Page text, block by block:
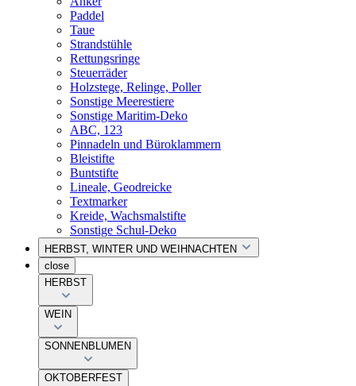
Paddel
Taue
Strandstühle
Rettungsringe
Steuerräder
Holzstege, Relinge, Poller
Sonstige Meerestiere
Sonstige Maritim-Deko
ABC, 123
Pinnadeln und Büroklammern
Bleistifte
Buntstifte
Lineale, Geodreicke
Textmarker
Kreide, Wachsmalstifte
Sonstige Schul-Deko
HERBST, WINTER UND WEIHNACHTEN
close
HERBST
WEIN
SONNENBLUMEN
OKTOBERFEST